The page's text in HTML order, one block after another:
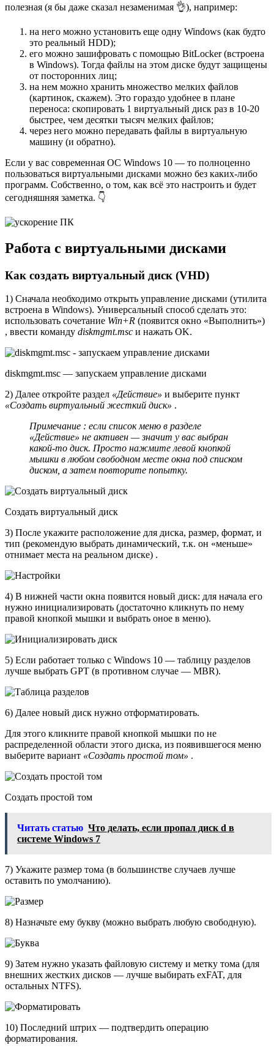
полезная (я бы даже сказал незаменимая 👌), например:
на него можно установить еще одну Windows (как будто
это реальный HDD);
его можно зашифровать с помощью BitLocker (встроена
в Windows). Тогда файлы на этом диске будут защищены
от посторонних лиц;
на нем можно хранить множество мелких файлов
(картинок, скажем). Это гораздо удобнее в плане
переноса: скопировать 1 виртуальный диск раз в 10-20
быстрее, чем десятки тысяч мелких файлов;
через него можно передавать файлы в виртуальную
машину (и обратно).
Если у вас современная ОС Windows 10 — то полноценно
пользоваться виртуальными дисками можно без каких-либо
программ. Собственно, о том, как всё это настроить и будет
сегодняшняя заметка. 👇
Работа с виртуальными дисками
Как создать виртуальный диск (VHD)
1) Сначала необходимо открыть управление дисками (утилита
встроена в Windows). Универсальный способ сделать это:
использовать сочетание Win+R (появится окно «Выполнить»)
, ввести команду diskmgmt.msc и нажать OK.
diskmgmt.msc — запускаем управление дисками
2) Далее откройте раздел «Действие» и выберите пункт
«Создать виртуальный жесткий диск» .
Примечание : если список меню в разделе
«Действие» не активен — значит у вас выбран
какой-то диск. Просто нажмите левой кнопкой
мышки в любом свободном месте окна под списком
диском, а затем повторите попытку.
Создать виртуальный диск
3) После укажите расположение для диска, размер, формат, и
тип (рекомендую выбрать динамический, т.к. он «меньше»
отнимает места на реальном диске) .
4) В нижней части окна появится новый диск: для начала его
нужно инициализировать (достаточно кликнуть по нему
правой кнопкой мышки и выбрать оное в меню).
5) Если работает только с Windows 10 — таблицу разделов
лучше выбрать GPT (в противном случае — MBR).
6) Далее новый диск нужно отформатировать.
Для этого кликните правой кнопкой мышки по не
распределенной области этого диска, из появившегося меню
выберите вариант «Создать простой том» .
Создать простой том
Читать статью Что делать, если пропал диск d в
системе Windows 7
7) Укажите размер тома (в большинстве случаев лучше
оставить по умолчанию).
8) Назначьте ему букву (можно выбрать любую свободную).
9) Затем нужно указать файловую систему и метку тома (для
внешних жестких дисков — лучше выбирать exFAT, для
остальных NTFS).
10) Последний штрих — подтвердить операцию
форматирования.